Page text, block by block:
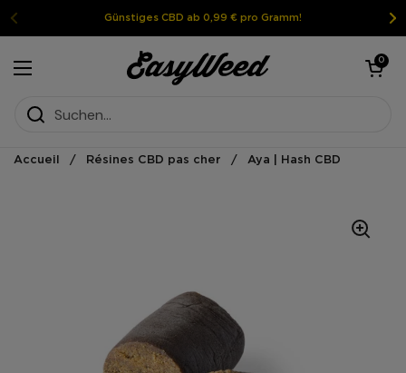
Weiter zum InhaltGünstiges CBD ab 0,99 € pro Gramm!
Menü öffnen
Warenkorb
0
Accueil / Résines CBD pas cher / Aya | Hash CBD